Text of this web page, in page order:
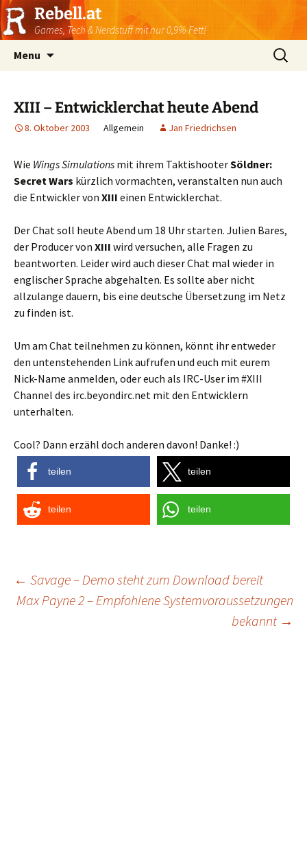
Rebell.at
Games, Tech & Nerdstuff mit nur 0,9% Fett!
Menu
Suchen
nach:
XIII – Entwicklerchat heute Abend
8. Oktober 2003 Allgemein Jan Friedrichsen
Wie Wings Simulations mit ihrem TaktishooterSöldner:
Secret Wars kürzlich vormachten, veranstalten nun auch
die Entwickler von XIII einen Entwicklerchat.
Der Chat soll heute Abend um 18 Uhr starten. Julien Bares,
der Producer von XIII wird versuchen, alle Fragen zu
beantworten. Leider wird auch dieser Chat mal wieder in
englischer Sprache abgehalten. Es sollte aber nicht
allzulange dauern, bis eine deutsche Übersetzung im Netz
zu finden ist.
Um am Chat teilnehmen zu können, könnt ihr entweder
den untenstehenden Link aufrufen und euch mit eurem
Nick-Name anmelden, oder euch als IRC-User im #XIII
Channel des irc.beyondirc.net mit den Entwicklern
unterhalten.
Cool? Dann erzähl doch anderen davon! Danke! :)
teilen teilen
teilen teilen
Post
← Savage – Demo steht zum Download bereit
Max Payne 2 – Empfohlene Systemvoraussetzungen
bekannt →